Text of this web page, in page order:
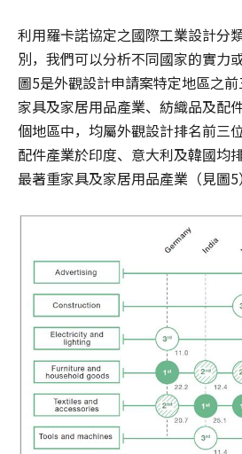
利用羅卡諾協定之國際工業設計分
別，我們可以分析不同國家的實力
圖5是外觀設計申請案特定地區之
家具及家居用品產業、紡織品及配
個地區中，均屬外觀設計排名前三
配件產業於印度、意大利及韓國均
最著重家具及家居用品產業（見圖5